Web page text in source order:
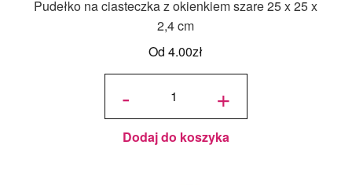
Pudełko na ciasteczka z okienkiem szare 25 x 25 x
2,4 cm
Od4.00zł
-
ilość
ciasteczka
okienkiem
szare 25 x
25 x 2,4
+
Dodaj do koszyka